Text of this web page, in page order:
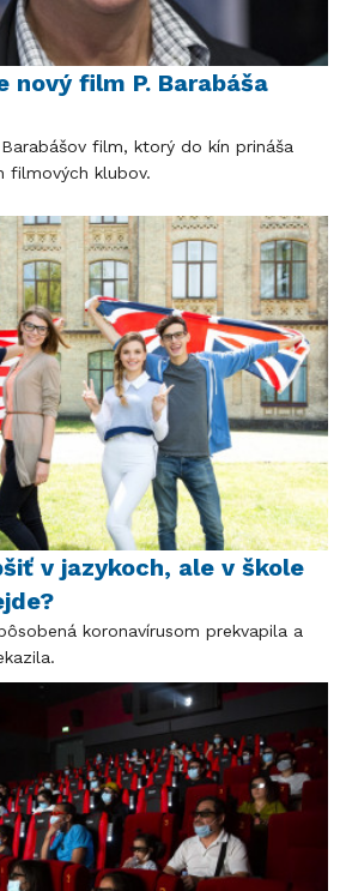
nový film P. Barabáša
film, ktorý do kín prináša
filmových klubov.
v jazykoch, ale v škole
koronavírusom prekvapila a